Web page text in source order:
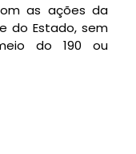
as ações da
do Estado, sem
do 190 ou